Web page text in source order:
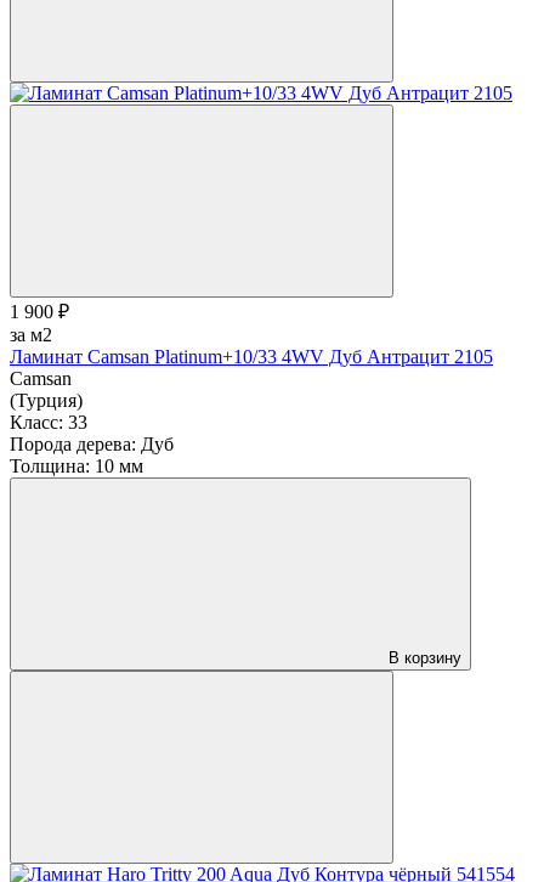
1 900 ₽
за м2
Ламинат Camsan Platinum+10/33 4WV Дуб Антрацит 2105
Camsan
(Турция)
Класс: 33
Порода дерева: Дуб
Толщина: 10 мм
В корзину